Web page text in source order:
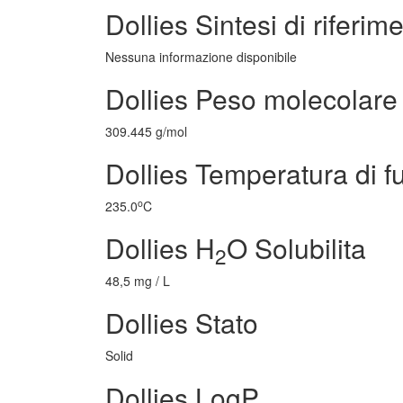
Dollies Sintesi di
Nessuna informazione disponibile
Dollies Peso molecolare
309.445 g/mol
Dollies Temperatura di
235.0oC
Dollies H2O Solubilita
48,5 mg / L
Dollies Stato
Solid